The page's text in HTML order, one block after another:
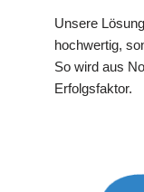
Unsere
hochwertig,
So wird aus
Erfolgsfaktor.